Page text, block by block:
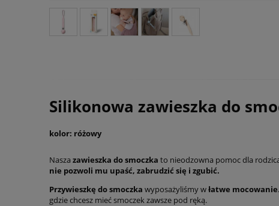
Silikonowa zawieszka do
kolor: różowy
Nasza zawieszka do smoczka to nieodzowna pomoc dla
nie pozwoli mu upaść, zabrudzić się i zgubić.
Przywieszkę do smoczka wyposażyliśmy włatwe mocowanie
gdzie chcesz mieć smoczek zawsze pod ręką.